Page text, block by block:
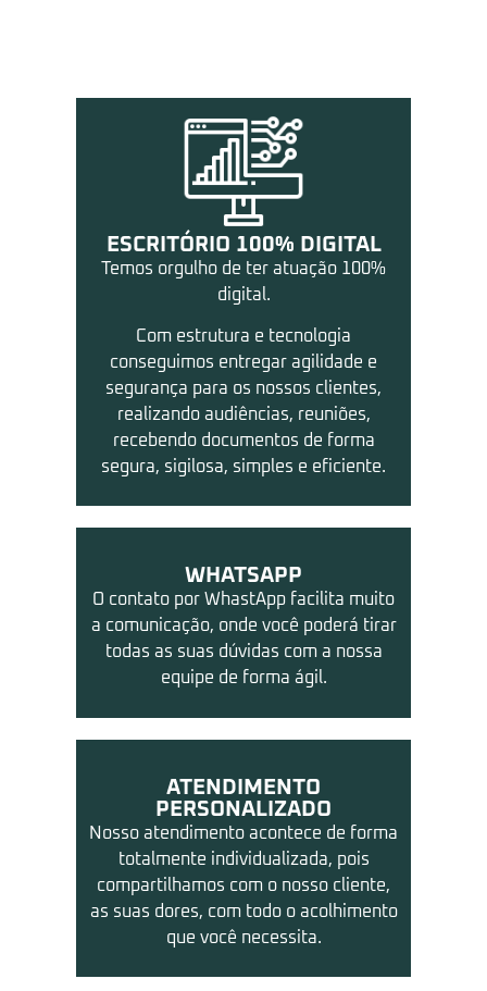
ESCRITÓRIO 100% DIGITAL
Temos orgulho de ter atuação 100%
digital.
Com estrutura e tecnologia
conseguimos entregar agilidade e
segurança para os nossos clientes,
realizando audiências, reuniões,
recebendo documentos de forma
segura, sigilosa, simples e eficiente.
WHATSAPP
O contato por WhastApp facilita muito
a comunicação, onde você poderá tirar
todas as suas dúvidas com a nossa
equipe de forma ágil.
ATENDIMENTO
PERSONALIZADO
Nosso atendimento acontece de forma
totalmente individualizada, pois
compartilhamos com o nosso cliente,
as suas dores, com todo o acolhimento
que você necessita.